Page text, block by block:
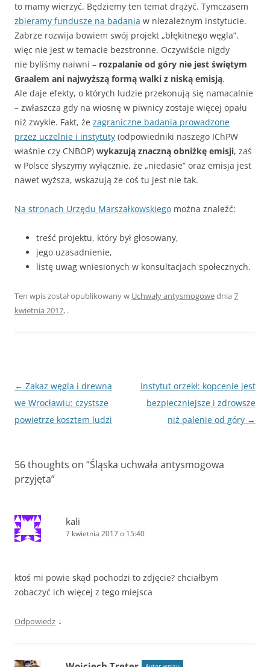
to mamy wierzyć. Będziemy ten temat drążyć. Tymczasem
zbieramy fundusze na badania w niezależnym instytucie.
Zabrze rozwija bowiem swój projekt „błękitnego węgla”,
więc nie jest w temacie bezstronne. Oczywiście nigdy
nie byliśmy naiwni – rozpalanie od góry nie jest świętym
Graalem ani najwyższą formą walki z niską emisją.
Ale daje efekty, o których ludzie przekonują się namacalnie
– zwłaszcza gdy na wiosnę w piwnicy zostaje więcej opału
niż zwykle. Fakt, że zagraniczne badania prowadzone
przez uczelnie i instytuty (odpowiedniki naszego IChPW
właśnie czy CNBOP) wykazują znaczną obniżkę emisji, zaś
w Polsce słyszymy wyłącznie, że „niedasie” oraz emisja jest
nawet wyższa, wskazują że coś tu jest nie tak.
Na stronach Urzędu Marszałkowskiego można znaleźć:
treść projektu, który był głosowany,
jego uzasadnienie,
listę uwag wniesionych w konsultacjach społecznych.
Ten wpis został opublikowany w Uchwały antysmogowednia 7
kwietnia 2017, .
Zobacz
wpisy
← Zakaz węgla i drewna
we Wrocławiu: czystsze
powietrze kosztem ludzi
Instytut orzekł: kopcenie jest
bezpieczniejsze i zdrowsze
niż palenie od góry →
56 thoughts on “Śląska uchwała antysmogowa
przyjęta”
kali
7 kwietnia 2017 o 15:40
ktoś mi powie skąd pochodzi to zdjęcie? chciałbym
zobaczyć ich więcej z tego miejsca
Odpowiedz ↓